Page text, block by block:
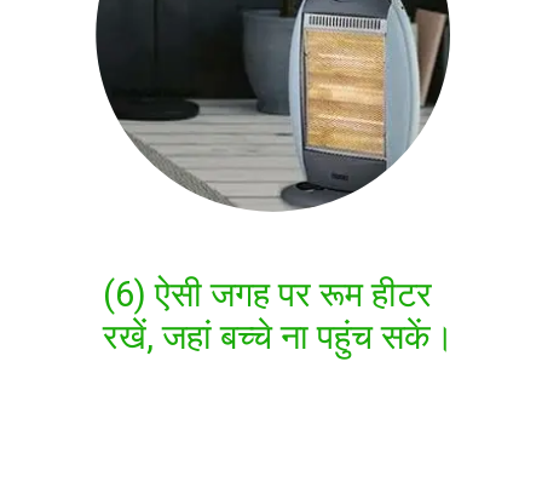
(6) ऐसी जगह पर रूम हीटर
रखें, जहां बच्चे ना पहुंच सकें।